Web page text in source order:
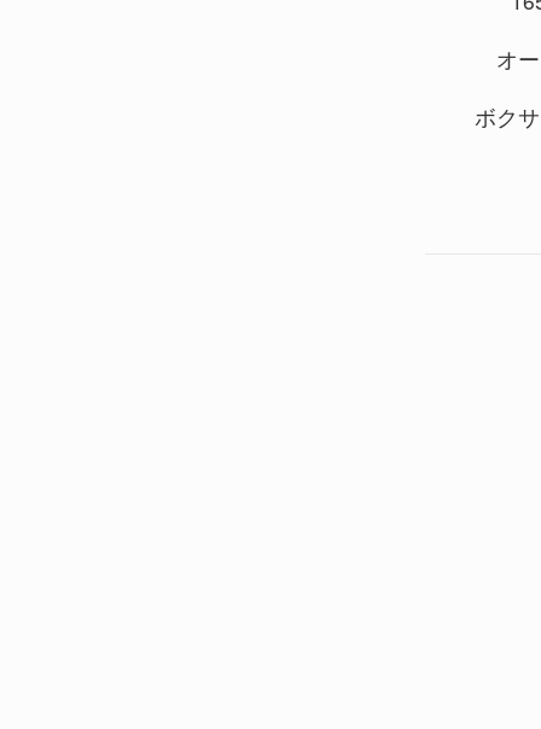
オ
ボク